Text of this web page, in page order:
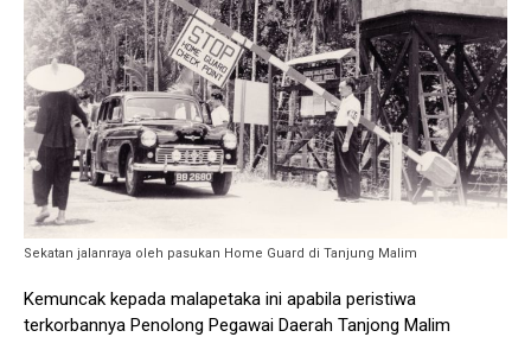
Sekatan jalanraya oleh pasukan Home Guard di Tanjung Malim
Kemuncak kepada malapetaka ini apabila peristiwa
terkorbannya Penolong Pegawai Daerah Tanjong Malim